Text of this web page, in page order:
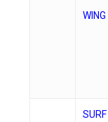
WING
SURF